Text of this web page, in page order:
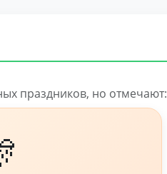
праздников, но отмечают: